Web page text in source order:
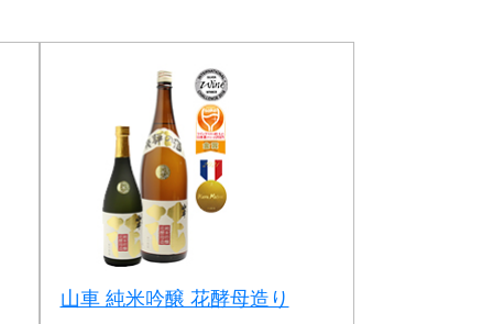
山車 純米吟醸 花酵母造り